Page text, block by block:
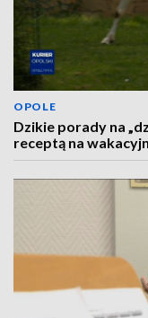
OPOLE
Dzikie porady na
receptą na